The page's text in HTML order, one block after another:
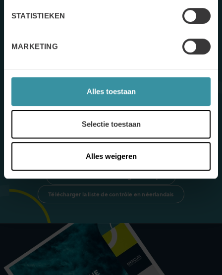
STATISTIEKEN
MARKETING
Alles toestaan
Selectie toestaan
Alles weigeren
Avec la vente basée sur la valeur, il peut être difficile de
savoir par où commencer - téléchargez donc notre liste
de contrôle "en un coup d'œil" pour apporter une réelle
Télécharger la liste de contrôle en néerlandais